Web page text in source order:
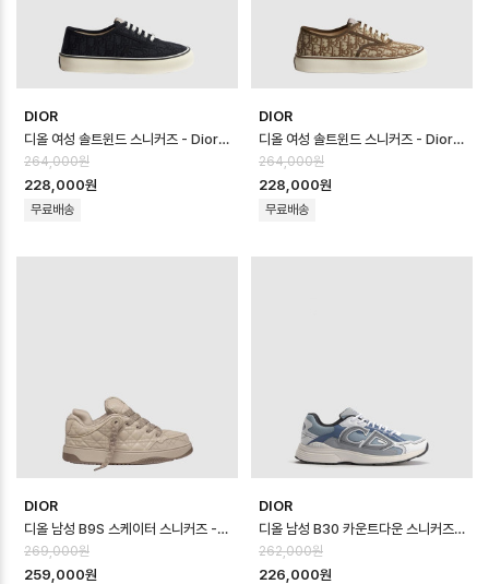
DIOR
디올 여성 솔트윈드 스니커즈 - Dior Womens Saltwind Sneakers - …
264,000원
228,000원
무료배송
DIOR
디올 여성 솔트윈드 스니커즈 - Dior Womens Saltwind Sneakers - …
264,000원
228,000원
무료배송
DIOR
디올 남성 B9S 스케이터 스니커즈 - Dior Mens B9S Skater Sneaker…
269,000원
259,000원
DIOR
디올 남성 B30 카운트다운 스니커즈 - Dior Mens B30 Countdown Sho…
262,000원
226,000원